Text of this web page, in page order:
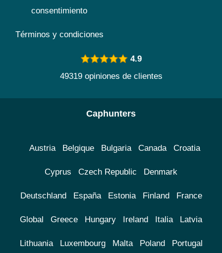
consentimiento
Términos y condiciones
4.9
49319 opiniones de clientes
Caphunters
Austria Belgique Bulgaria Canada Croatia
Cyprus Czech Republic Denmark
Deutschland España Estonia Finland France
Global Greece Hungary Ireland Italia Latvia
Lithuania Luxembourg Malta Poland Portugal